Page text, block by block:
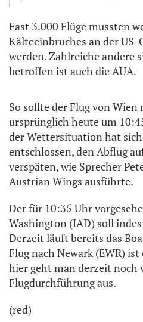
Fast 3.000 Flüge mussten
Kälteeinbruches an der
werden. Zahlreiche andere
betroffen ist auch die AUA.
So sollte der Flug von Wien
ursprünglich heute um
der Wettersituation hat
entschlossen, den Abflug
verspäten, wie Sprecher
Austrian Wings ausführte.
Der für 10:35 Uhr
Washington (IAD) soll
Derzeit läuft bereits das
Flug nach Newark (EWR)
hier geht man derzeit noch
Flugdurchführung aus.
(red)